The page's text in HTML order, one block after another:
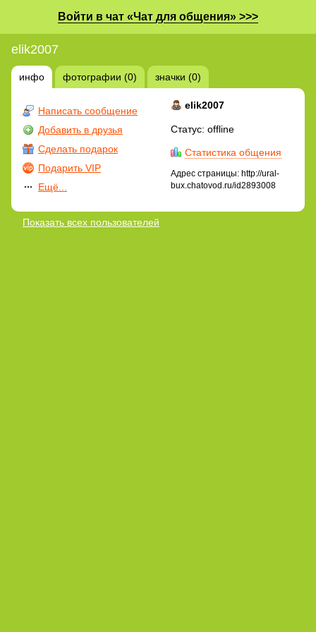
Войти в чат «Чат для общения» >>>
elik2007
инфо фотографии (0) значки (0)
Написать сообщение
Добавить в друзья
Сделать подарок
Подарить VIP
Ещё...
elik2007
Статус: offline
Статистика общения
Адрес страницы: http://ural-
bux.chatovod.ru/id2893008
Показать всех пользователей